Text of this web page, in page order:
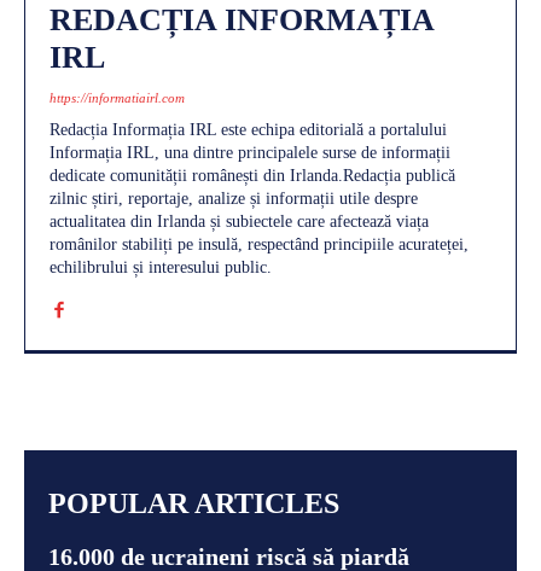
REDACȚIA INFORMAȚIA
IRL
https://informatiairl.com
Redacția Informația IRL este echipa editorială a portalului
Informația IRL, una dintre principalele surse de informații
dedicate comunității românești din Irlanda.Redacția publică
zilnic știri, reportaje, analize și informații utile despre
actualitatea din Irlanda și subiectele care afectează viața
românilor stabiliți pe insulă, respectând principiile acurateței,
echilibrului și interesului public.
POPULAR ARTICLES
16.000 de ucraineni riscă să piardă